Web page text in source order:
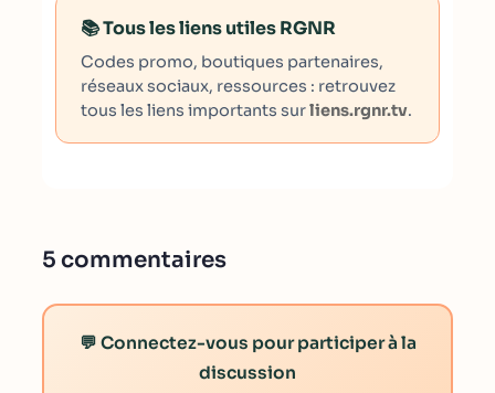
📚 Tous les liens utiles RGNR
Codes promo, boutiques partenaires,
réseaux sociaux, ressources : retrouvez
tous les liens importants surliens.rgnr.tv.
5 commentaires
💬 Connectez-vous pour participer à la
discussion